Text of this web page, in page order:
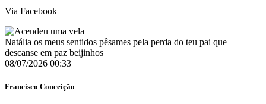
Via Facebook
Natália os meus sentidos pêsames pela perda do teu pai que
descanse em paz beijinhos
08/07/2026 00:33
Francisco Conceição